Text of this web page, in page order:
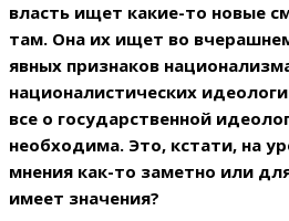
власть ищет какие-то новые
там. Она их ищет во
явных признаков
националистических
все о государственной
необходима. Это, кстати, на
мнения как-то заметно или
имеет значения?